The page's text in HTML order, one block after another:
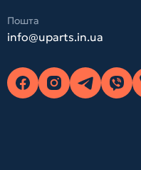
Пошта
info@uparts.in.ua